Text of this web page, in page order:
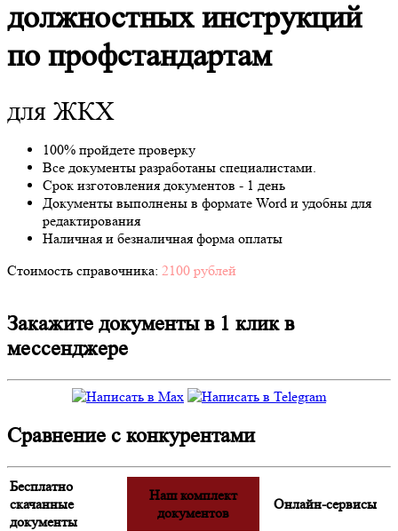
должностных инструкций
по профстандартам
для ЖКХ
100% пройдете проверку
Все документы разработаны специалистами.
Срок изготовления документов - 1 день
Документы выполнены в формате Word и удобны для
редактирования
Наличная и безналичная форма оплаты
Стоимость справочника: 2100 рублей
Закажите документы в 1 клик в
мессенджере
Сравнение с конкурентами
Бесплатно
скачанные
документы
Наш комплект
документов
Онлайн-сервисы